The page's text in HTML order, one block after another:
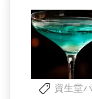
資生堂